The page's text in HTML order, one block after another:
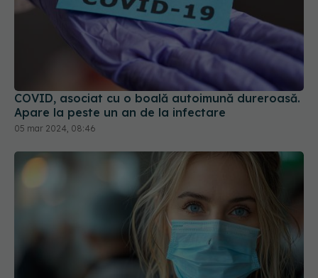
COVID, asociat cu o boală autoimună dureroasă.
Apare la peste un an de la infectare
05 mar 2024, 08:46